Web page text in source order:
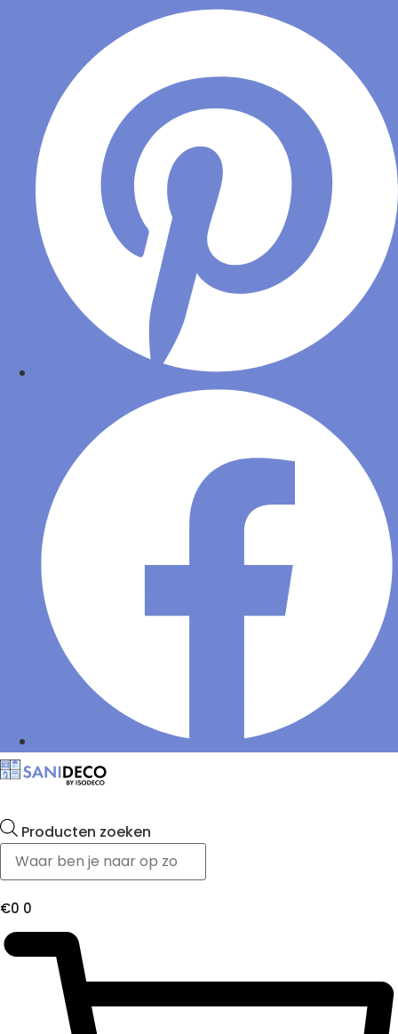
Producten zoeken
€0 0